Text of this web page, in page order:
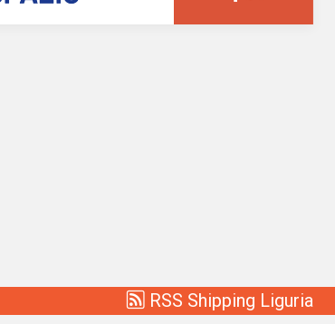
RSS Shipping Liguria